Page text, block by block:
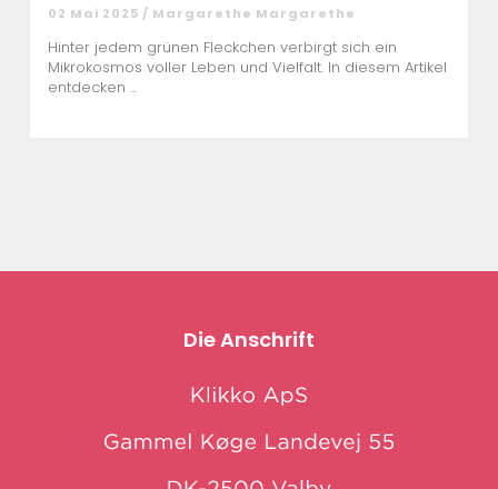
02 Mai 2025 / Margarethe Margarethe
Hinter jedem grünen Fleckchen verbirgt sich ein
Mikrokosmos voller Leben und Vielfalt. In diesem Artikel
entdecken ...
Die Anschrift